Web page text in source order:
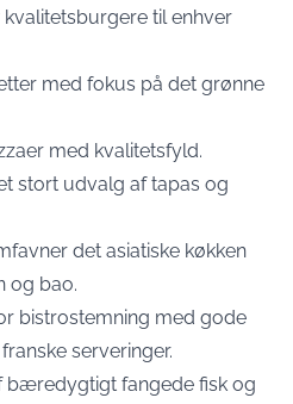
til enhver
med fokus på det grønne
med kvalitetsfyld.
stort udvalg af tapas og
det asiatiske køkken
og bao.
bistrostemning med gode
serveringer.
bæredygtigt fangede fisk og